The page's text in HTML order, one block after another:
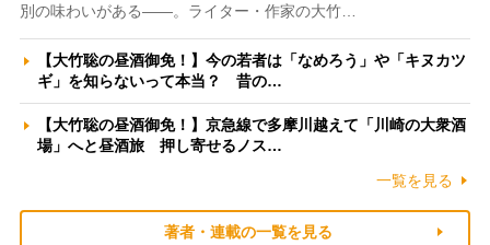
別の味わいがある――。ライター・作家の大竹…
【大竹聡の昼酒御免！】今の若者は「なめろう」や「キヌカツ
ギ」を知らないって本当？ 昔の…
【大竹聡の昼酒御免！】京急線で多摩川越えて「川崎の大衆酒
場」へと昼酒旅 押し寄せるノス…
一覧を見る
著者・連載の一覧を見る